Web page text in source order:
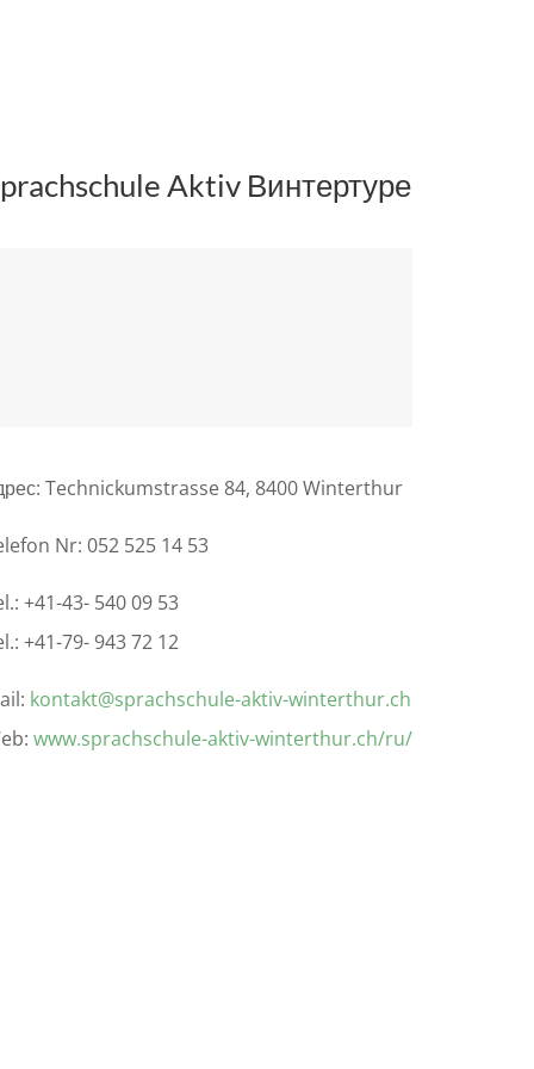
Aktiv Винтертуре
Technickumstrasse 84, 8400 Winterthur
Nr: 052 525 14 53
+41-43- 540 09 53
+41-79- 943 72 12
kontakt@sprachschule-aktiv-winterthur.ch
www.sprachschule-aktiv-winterthur.ch/ru/